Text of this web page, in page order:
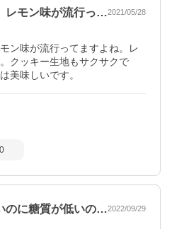
レモン味が流行っ…2021/05/28
ン味が流行ってますよね。レ
クッキー生地もサクサクで
美味しいです。
0
のに糖質が低いの…2022/09/29